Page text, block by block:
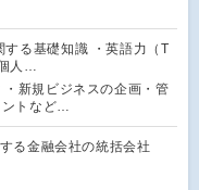
する基礎知識 ・英語力（T
人…
新規ビジネスの企画・管
ントなど…
る金融会社の統括会社